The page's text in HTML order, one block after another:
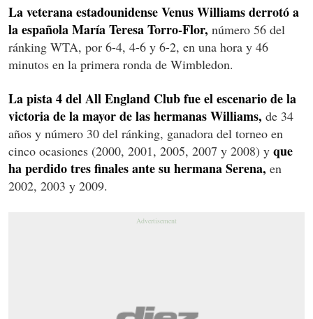
La veterana estadounidense Venus Williams derrotó a
la española María Teresa Torro-Flor, número 56 del
ránking WTA, por 6-4, 4-6 y 6-2, en una hora y 46
minutos en la primera ronda de Wimbledon.
La pista 4 del All England Club fue el escenario de la
victoria de la mayor de las hermanas Williams, de 34
años y número 30 del ránking, ganadora del torneo en
cinco ocasiones (2000, 2001, 2005, 2007 y 2008) y que
ha perdido tres finales ante su hermana Serena, en
2002, 2003 y 2009.